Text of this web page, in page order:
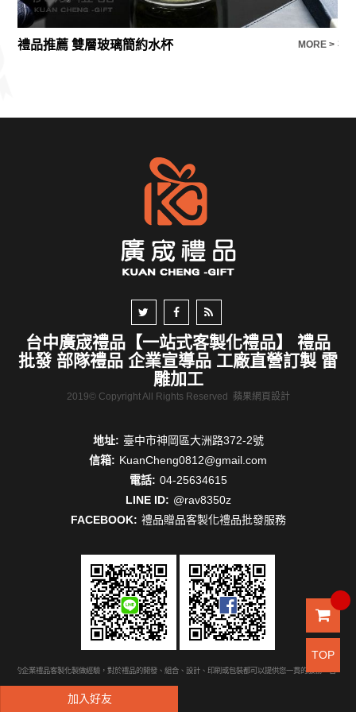
禮品推薦 雙層玻璃簡約水杯 MORE >
TOP
台中廣宬禮品【一站式客製化禮品】 禮品
批發 部隊禮品 企業宣導品 工廠直營訂製 雷
雕加工
2019© Copyright All Rights Reserved 蘋果網頁設計
地址: 臺中市神岡區大洲路372-2號
信箱: KuanCheng0812@gmail.com
電話: 04-25634615
LINE ID: @rav8350z
FACEBOOK: 禮品贈品客製化禮品批發服務
富的企業禮品客製化製做經驗，對於禮品的開發、組合、設計、印刷或包裝都可以提供您一貫的服務。台中
加入好友